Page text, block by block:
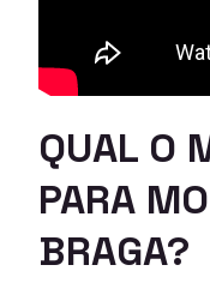
QUAL O
PARA
BRAGA?